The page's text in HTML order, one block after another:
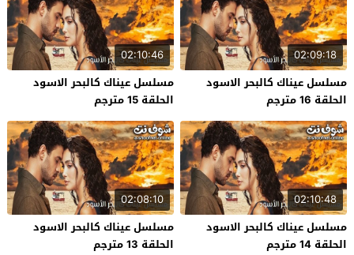
02:09:18
مسلسل عيناك كالبحر الاسود
الحلقة 16 مترجم
02:10:46
مسلسل عيناك كالبحر الاسود
الحلقة 15 مترجم
02:10:48
مسلسل عيناك كالبحر الاسود
الحلقة 14 مترجم
02:08:10
مسلسل عيناك كالبحر الاسود
الحلقة 13 مترجم